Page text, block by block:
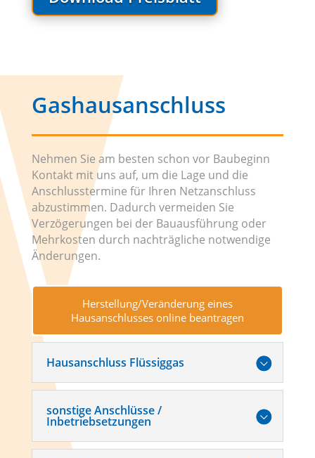
Gashausanschluss
Nehmen Sie am besten schon vor Baubeginn
Kontakt mit uns auf, um die Lage und die
Anschlusstermine für Ihren Netzanschluss
abzustimmen. Dadurch vermeiden Sie
Verzögerungen bei der Bauausführung oder
Mehrkosten durch nachträgliche notwendige
Änderungen.
Herstellung/Veränderung eines
Hausanschlusses online beantragen
Hausanschluss Flüssiggas
sonstige Anschlüsse /
Inbetriebsetzungen